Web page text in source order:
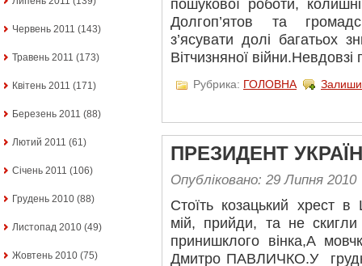
Червень 2011 (143)
Травень 2011 (173)
Квітень 2011 (171)
Березень 2011 (88)
Лютий 2011 (61)
Січень 2011 (106)
Грудень 2010 (88)
Листопад 2010 (49)
Жовтень 2010 (75)
пошукової роботи,
Долгоп’ятов та
з’ясувати долі багатьох
Вітчизняної війни.Невдовзі
Рубрика: ГОЛОВНА
ПРЕЗИДЕНТ
Опубліковано: 29 Липня 2010
Стоїть козацький хрест
мій, прийди, та не
принишклого вінка,А
Дмитро ПАВЛИЧКО.У